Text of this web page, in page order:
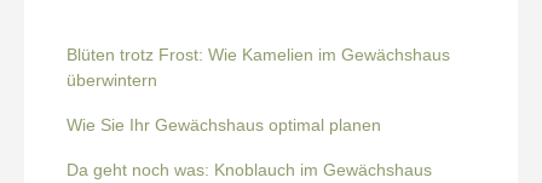
Blüten trotz Frost: Wie Kamelien im Gewächshaus
überwintern
Wie Sie Ihr Gewächshaus optimal planen
Da geht noch was: Knoblauch im Gewächshaus